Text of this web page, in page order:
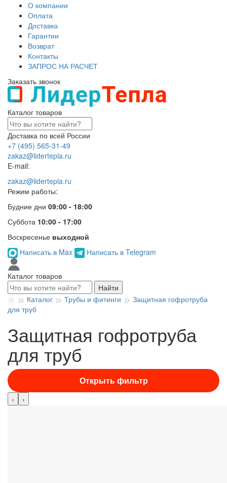
О компании
Оплата
Доставка
Гарантии
Возврат
Контакты
ЗАПРОС НА РАСЧЕТ
Заказать звонок
Каталог товаров
Доставка по всей России
+7 (495) 565-31-49
zakaz@lidertepla.ru
E-mail:
zakaz@lidertepla.ru
Режим работы:
Будние дни 09:00 - 18:00
Суббота 10:00 - 17:00
Воскресенье выходной
Написать в Max
Написать в Telegram
Каталог товаров
Найти
Каталог
Трубы и фитинги
Защитная гофротруба
для труб
Защитная гофротруба
для труб
Открыть фильтр
‹ ›